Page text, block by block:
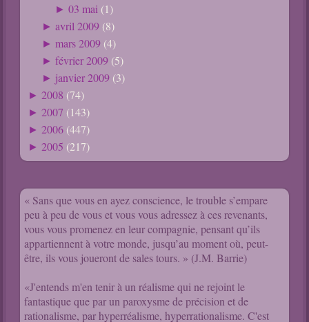
► 03 mai (1)
► avril 2009 (8)
► mars 2009 (4)
► février 2009 (5)
► janvier 2009 (3)
►2008 (74)
►2007 (143)
►2006 (447)
►2005 (217)
« Sans que vous en ayez conscience, le trouble s’empare
peu à peu de vous et vous vous adressez à ces revenants,
vous vous promenez en leur compagnie, pensant qu’ils
appartiennent à votre monde, jusqu’au moment où, peut-
être, ils vous joueront de sales tours. » (J.M. Barrie)
«J'entends m'en tenir à un réalisme qui ne rejoint le
fantastique que par un paroxysme de précision et de
rationalisme, par hyperréalisme, hyperrationalisme. C'est